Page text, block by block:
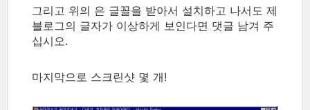
그리고 위의 은 글꼴을 받아서 설치하고 나서도 제
블로그의 글자가 이상하게 보인다면 댓글 남겨 주
십시오.
마지막으로 스크린샷 몇 개!